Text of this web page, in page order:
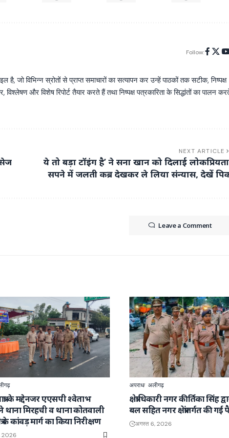
Follow:
जो विभिन्न स्रोतों से प्राप्त समाचारों का सत्यापन कर उन्हें पाठकों तक सटीक, निष्पक्ष
और विशेष रिपोर्ट तैयार करते हैं तथा निष्पक्ष पत्रकारिता के सिद्धांतों का पालन
NEXT ARTICLE
ये तो बड़ा टॉइंग है’ ने सना खान को दिलाई
सपने में जलती कब्र देखकर ले लिया संन्यास, देखें
Leave a Comment
के मद्देनजर एएसपी श्वेताभ
थाना मिरहची व थाना कोतवाली
के कांवड़ मार्ग का किया निरीक्षण
2026
अपराध अलीगढ़
क्षेत्राधिकारी नगर कीर्तिका सिंह
बल सहित नगर क्षेत्रांतर्गत की
अगस्त 6, 2026